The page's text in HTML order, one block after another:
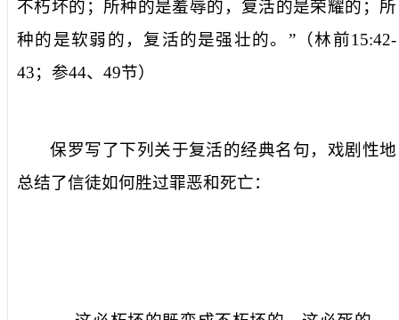
不朽坏的；所种的是羞辱的，复活的是荣耀的；所
种的是软弱的，复活的是强壮的。 ”（林前15:42-
43；参44、 49节）
保罗写了下列关于复活的经典名句，戏剧性地
总结了信徒如何胜过罪恶和死亡：